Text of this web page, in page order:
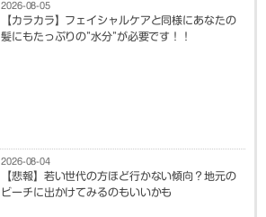
2026-08-05
【カラカラ】フェイシャルケアと同様にあなたの
髪にもたっぷりの”水分”が必要です！！
2026-08-04
【悲報】若い世代の方ほど行かない傾向？地元の
ビーチに出かけてみるのもいいかも